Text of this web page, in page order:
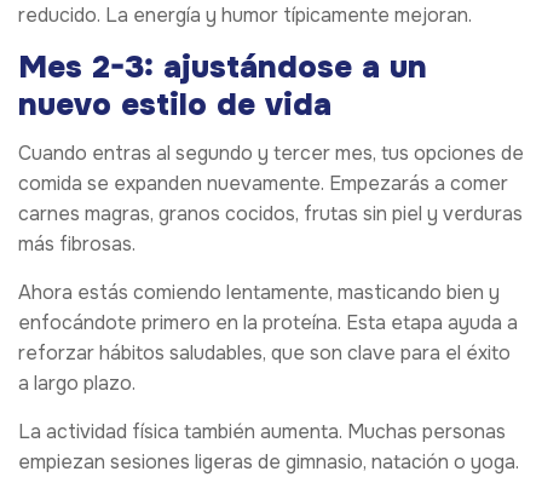
reducido. La energía y humor típicamente mejoran.
Mes 2-3: ajustándose a un
nuevo estilo de vida
Cuando entras al segundo y tercer mes, tus opciones de
comida se expanden nuevamente. Empezarás a comer
carnes magras, granos cocidos, frutas sin piel y verduras
más fibrosas.
Ahora estás comiendo lentamente, masticando bien y
enfocándote primero en la proteína. Esta etapa ayuda a
reforzar hábitos saludables, que son clave para el éxito
a largo plazo.
La actividad física también aumenta. Muchas personas
empiezan sesiones ligeras de gimnasio, natación o yoga.